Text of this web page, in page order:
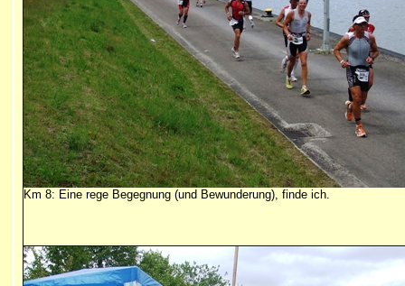
Km 8: Eine rege Begegnung (und Bewunderung), finde ich.